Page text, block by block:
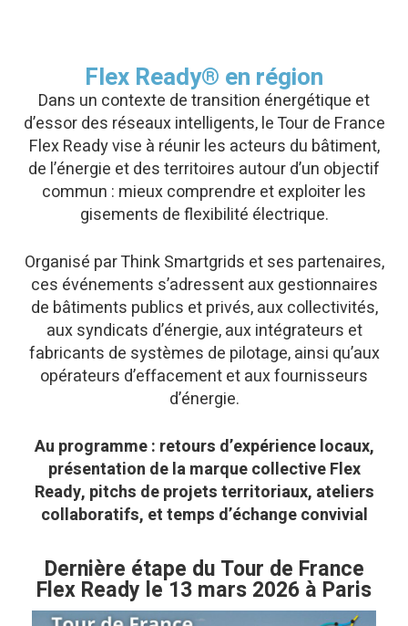
Flex Ready® en région
Dans un contexte de transition énergétique et
d’essor des réseaux intelligents, le Tour de France
Flex Ready vise à réunir les acteurs du bâtiment,
de l’énergie et des territoires autour d’un objectif
commun : mieux comprendre et exploiter les
gisements de flexibilité électrique.
Organisé par Think Smartgrids et ses partenaires,
ces événements s’adressent aux gestionnaires
de bâtiments publics et privés, aux collectivités,
aux syndicats d’énergie, aux intégrateurs et
fabricants de systèmes de pilotage, ainsi qu’aux
opérateurs d’effacement et aux fournisseurs
d’énergie.
Au programme : retours d’expérience locaux,
présentation de la marque collective Flex
Ready, pitchs de projets territoriaux, ateliers
collaboratifs, et temps d’échange convivial
Dernière étape du Tour de France
Flex Ready le 13 mars 2026 à Paris